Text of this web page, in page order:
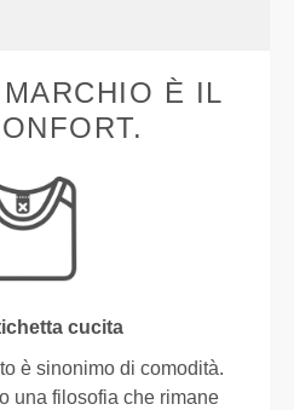
È IL
cucita
è sinonimo di comodità.
una filosofia che rimane